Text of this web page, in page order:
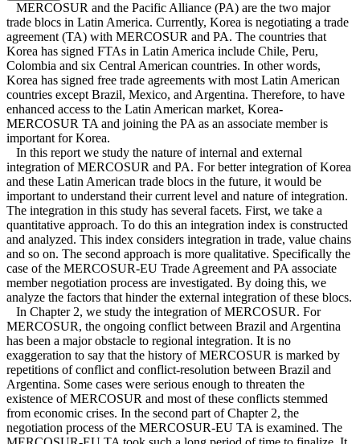
MERCOSUR and the Pacific Alliance (PA) are the two major
trade blocs in Latin America. Currently, Korea is negotiating a trade
agreement (TA) with MERCOSUR and PA. The countries that
Korea has signed FTAs ​​in Latin America include Chile, Peru,
Colombia and six Central American countries. In other words,
Korea has signed free trade agreements with most Latin American
countries except Brazil, Mexico, and Argentina. Therefore, to have
enhanced access to the Latin American market, Korea-
MERCOSUR TA and joining the PA as an associate member is
important for Korea.
In this report we study the nature of internal and external
integration of MERCOSUR and PA. For better integration of Korea
and these Latin American trade blocs in the future, it would be
important to understand their current level and nature of integration.
The integration in this study has several facets. First, we take a
quantitative approach. To do this an integration index is constructed
and analyzed. This index considers integration in trade, value chains
and so on. The second approach is more qualitative. Specifically the
case of the MERCOSUR-EU Trade Agreement and PA associate
member negotiation process are investigated. By doing this, we
analyze the factors that hinder the external integration of these blocs.
In Chapter 2, we study the integration of MERCOSUR. For
MERCOSUR, the ongoing conflict between Brazil and Argentina
has been a major obstacle to regional integration. It is no
exaggeration to say that the history of MERCOSUR is marked by
repetitions of conflict and conflict-resolution between Brazil and
Argentina. Some cases were serious enough to threaten the
existence of MERCOSUR and most of these conflicts stemmed
from economic crises. In the second part of Chapter 2, the
negotiation process of the MERCOSUR-EU TA is examined. The